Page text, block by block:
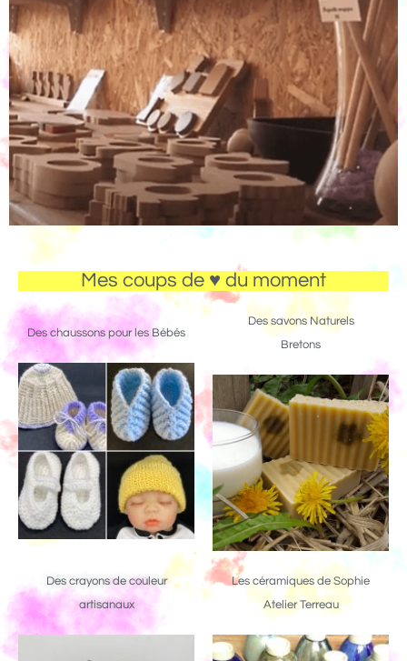
Mes coups de ♥ du moment
Des chaussons pour les Bébés
Des savons Naturels
Bretons
Des crayons de couleur
artisanaux
Les céramiques de Sophie
Atelier Terreau